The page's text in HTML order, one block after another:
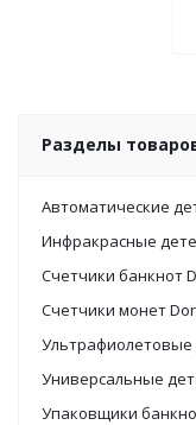
Разделы
Автоматические
Инфракрасные
Счетчики банкнот
Счетчики монет
Ультрафиолетовые
Универсальные
Упаковщики